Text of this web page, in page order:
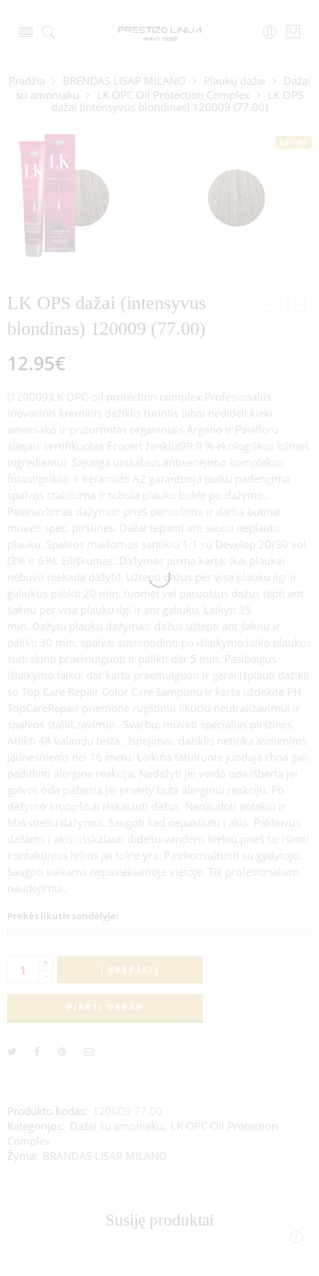
Pradžia BRENDAS LISAP MILANO Plaukų dažai
Dažai
su amoniaku
LK OPC Oil Protection Complex
LK OPS
dažai (intensyvus blondinas) 120009 (77.00)
SAVYBĖ
LK OPS dažai (intensyvus
blondinas) 120009 (77.00)
12.95€
(120009)LK OPC-oil protection complex.Profesionalus
inovacinis kreminis dažiklis turintis labai nedideli kieki
amoniako ir praturtintas organiniais Argano ir Pasifloru
aliejais sertifikuotas Ecocert ženklu(99.9 % ekologiškos kilmes
ingredientu) .Sajunga unikalaus antisenejimo komplekso
fotostipriklio ir keramido A2 garantuoja puiku padengima
spalvos stabiluma ir tobula plauku bukle po dažymo..
Pasiruošimas dažymui: prieš paruošima ir darba butinai
muveti spec. pirštines. Dažai tepami ant sausu neplautu
plauku. Spalvos maišomos santikiu 1:1 su Develop 20/30 vol.
(3% ir 6%). Eiliškumas:.Dažymas pirma karta: (kai plaukai
nebuvo niekada dažyti). Užtepti dažus per visa plauku ilgi ir
galiukus palikti 20 min. tuomet vel paruoštus dažus tepti ant
šaknu per visa plauku ilgi ir ant galiuku. Laikyti 35
min..Dažytu plauku dažymas: dažus užtepti ant šaknu ir
palikti 30 min. spalvai suvienodinti po išlaikymo laiko plaukus
sudrekinti praemulguoti ir palikti dar 5 min. Pasibaigus
išlaikymo laikui dar karta praemulguoti ir gerai išplauti dažikli
su Top Care Repair Color Care šampunu ir karta uždekite PH
TopCareRepair priemone rugštiniu likuciu neutralizavimui ir
spalvos stabilizavimui.. Svarbu: muveti specialias pirštines.
Atlikti 48 valandu testa.. Ispejimai: dažiklis netinka asmenims
jaunesniems nei 16 metu. Laikina tatuiruote juodaja chna gali
padidinti alergine reakcija. Nedažyti jei veido oda išberta jei
galvos oda pažeista jei praeity buta alerginiu reakciju. Po
dažymo kruopšciai išskalauti dažus. Nenaudoti antakiu ir
blakstienu dažymui. Saugoti kad nepakliutu i akis. Pakliuvus
dažams i akis- išskalauti dideliu vandens kiekiu prieš tai išimti
kontaktinius lešius jei tokie yra. Pasikonsultuoti su gydytoju.
Saugoti vaikams nepasiekiamoje vietoje. Tik profesionaliam
naudojimui.
Prekės likutis sandėlyje:
+
-
Į KREPŠELĮ
PIRKTI DABAR
Produkto kodas:
120009 77.00
Kategorijos: Dažai su amoniaku, LK OPC Oil Protection
Complex
Žyma: BRANDAS LISAP MILANO
Susiję produktai